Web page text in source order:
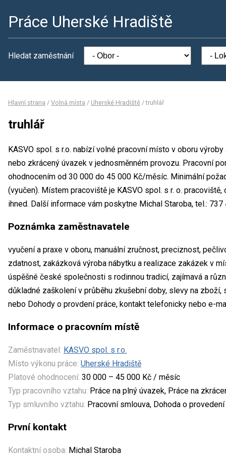
Práce Uherské Hradiště
Hledat zaměstnání
Hlavní strana / Volná místa / Uherské Hradiště /truhlář
truhlář
KASVO spol. s r.o. nabízí volné pracovní místo v oboru
nebo zkrácený úvazek v jednosměnném provozu. Pracovní
ohodnocením od 30 000 do 45 000 Kč/měsíc. Minimální
(vyučen). Místem pracoviště je KASVO spol. s r. o.
ihned. Další informace vám poskytne Michal Staroba, tel.:
Poznámka zaměstnavatele
vyučení a praxe v oboru, manuální zručnost, preciznost,
zdatnost, zakázková výroba nábytku a realizace zakázek v
úspěšné české společnosti s rodinnou tradicí, zajímavá a
důkladné zaškolení v průběhu zkušební doby, slevy na
nebo Dohody o provdení práce, kontakt telefonicky nebo e-
Informace o pracovním místě
Zaměstnavatel: KASVO spol. s r.o.
Místo výkonu práce: Uherské Hradiště
Platové ohodnocení: 30 000 – 45 000 Kč / měsíc
Typ pracovního vztahu: Práce na plný úvazek, Práce na
Typ smluvního vztahu: Pracovní smlouva, Dohoda o
První kontakt
Kontaktní osoba: Michal Staroba